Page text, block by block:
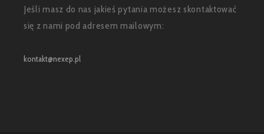
Jeśli masz do nas jakieś pytania możesz skontaktować
się z nami pod adresem mailowym:
kontakt@nexep.pl